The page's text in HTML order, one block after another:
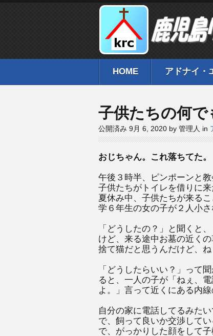
HOME アドナイ・
子供たちの何で
公開済み 9月 6, 2020 by 管理人 in
おじちゃん。これ落ちてた。
午後３時半、ピンポーンと
子供たちがトイレを借りに
夏休み中、子供たちが来る
学６年生の女の子が２人小
「どうしたの？」と聞くと
けど、来る途中お墓の近く
捨て猫だと思うんだけど、
「どうしたらいい？」って
ると、一人の子が「ねぇ、
よ。」言って近くにある内
自分の家に電話してるみた
で、飼って良いか交渉して
で、がっかりした顔をして